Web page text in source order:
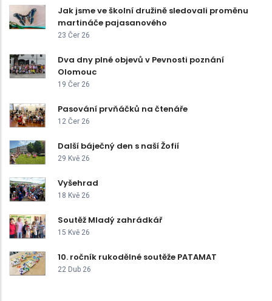
Jak jsme ve školní družině sledovali proměnu
martináče pajasanového
23 Čer 26
Dva dny plné objevů v Pevnosti poznání
Olomouc
19 Čer 26
Pasování prvňáčků na čtenáře
12 Čer 26
Další báječný den s naší Žofií
29 Kvě 26
Vyšehrad
18 Kvě 26
Soutěž Mladý zahrádkář
15 Kvě 26
10. ročník rukodělné soutěže PATAMAT
22 Dub 26